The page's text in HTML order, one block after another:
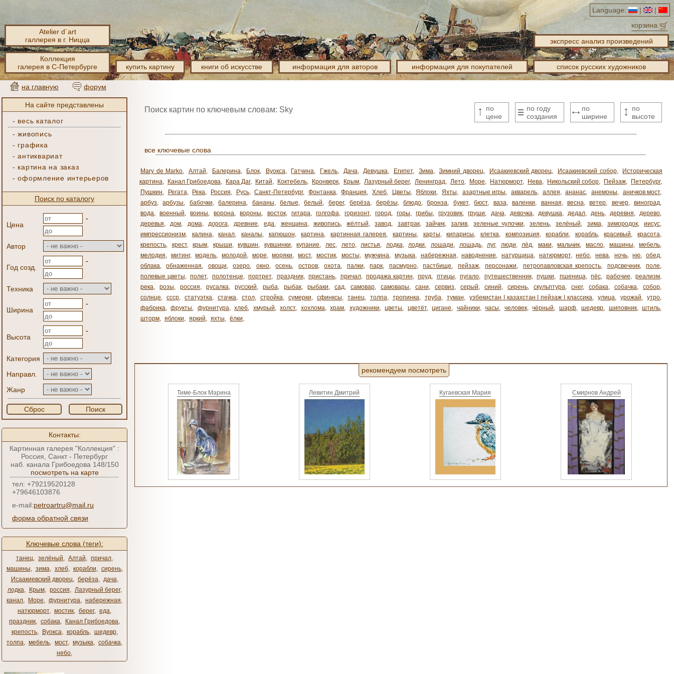
Language: |
|
корзина
Atelier d´art
галлерея в г. Ницца
экспресс анализ произведений
Коллекция
галерея в С-Петербурге
купить картину книги об искусстве информация для авторов информация для покупателей список русских художников
на главную форум
На сайте представлены
- весь каталог
-живопись
- графика
-антиквариат
- картина на заказ
-оформление интерьеров
Поиск по каталогу
Цена
-
Автор
Год созд.
-
Техника
Ширина
-
Высота
-
Категория
Направл.
Жанр
Сброс Поиск
Контакты:
Картинная галерея "Коллекция" :
Россия, Санкт - Петербург
наб. канала Грибоедова 148/150
посмотреть на карте
тел: +79219520128
+79646103876
e-mail:petroartru@mail.ru
форма обратной связи
Ключевые слова (теги):
танец, зелёный, Алтай, причал,
машины, зима, хлеб, корабли, сирень,
Исаакиевский дворец, берёза, дача,
лодка, Крым, россия, Лазурный берег,
канал, Море, фурнитура, набережная,
натюрморт, мостик, берег, еда,
праздник, собака, Канал Грибоедова,
крепость, Вуокса, корабль, шедевр,
толпа, мебель, мост, музыка, собачка,
небо,
Поиск картин по ключевым словам: Sky
по
цене
по году
создания
по
ширине
по
высоте
все ключевые слова
Mary de Marko, Алтай, Балерина, Блок, Вуокса, Гатчина, Гжель, Дача, Девушка, Египет, Зима, Зимний дворец, Исаакиевский дворец, Исаакиевский собор,
Историческая
картина, Канал Грибоедова, Кара Даг, Китай, Коктебель, Кронверк, Крым, Лазурный берег, Ленинград, Лето, Море, Натюрморт, Нева, Никольский собор, Пейзаж, Петербург,
Пушкин, Регата, Река, Россия, Русь, Санкт-Петербург, Фонтанка, Франция, Хлеб, Цветы, Яблоки, Яхты, азартные игры, акварель, аллея, ананас, анемоны, аничков мост,
арбуз, арбузы, бабочки, балерина, бананы, белые, белый, берег, берёза, берёзы, блюдо, бронза, букет, бюст, ваза, валенки, ванная, весна, ветер, вечер, виноград,
вода, военный, воины, ворона, вороны, восток, гитара, голгофа, горизонт, город, горы, грибы, грузовик, груши, дача, девочка, девушка, дедал, день, деревня, дерево,
деревья, дом, дома, дорога, древние, еда, женщина, живопись, жёлтый, завод, завтрак, зайчик, залив, зеленые чулочки, зелень, зелёный, зима, зимородок, иисус,
импрессионизм, калина, канал, каналы, капюшон, картина, картинная галерея, картины, карты, кипарисы, клетка, композиция, корабли, корабль, красивый, красота,
крепость, крест, крым, крыши, кувшин, кувшинки, купание, лес, лето, листья, лодка, лодки, лошади, лошадь, луг, люди, лёд, маки, мальчик, масло, машины, мебель,
мелодия, митинг, модель, молодой, море, моряки, мост, мостик, мосты, мужчина, музыка, набережная, наводнение, натурщица, натюрморт, небо, нева, ночь, ню, обед,
облака, обнаженная, овощи, озеро, окно, осень, остров, охота, палки, парк, пасмурно, пастбище, пейзаж, персонажи, петропавловская крепость, подсвечник, поле,
полевые цветы, полет, полотенце, портрет, праздник, пристань, причал, продажа картин, пруд, птицы, пугало, путешественник, пушки, пшеница, пёс, рабочие, реализм,
река, розы, россия, русалка, русский, рыба, рыбак, рыбаки, сад, самовар, самовары, сани, сервиз, серый, синий, сирень, скульптура, снег, собака, собачка, собор,
солнце, ссср, статуэтка, стачка, стол, стройка, сумерки, сфинксы, танец, толпа, тропинка, труба, туман, узбекистан ǀ казахстан ǀ пейзаж ǀ классика, улица, урожай, утро,
фабрика, фрукты, фурнитура, хлеб, хмурый, холст, хохлома, храм, художники, цветы, цветёт, цигане, чайники, часы, человек, чёрный, шарф, шедевр, шиповник, штиль,
шторм, яблоки, яркий, яхты, ёлки,
рекомендуем посмотреть
Тиме-Блок Марина Левитин Дмитрий Кугаевская Мария Смирнов Андрей